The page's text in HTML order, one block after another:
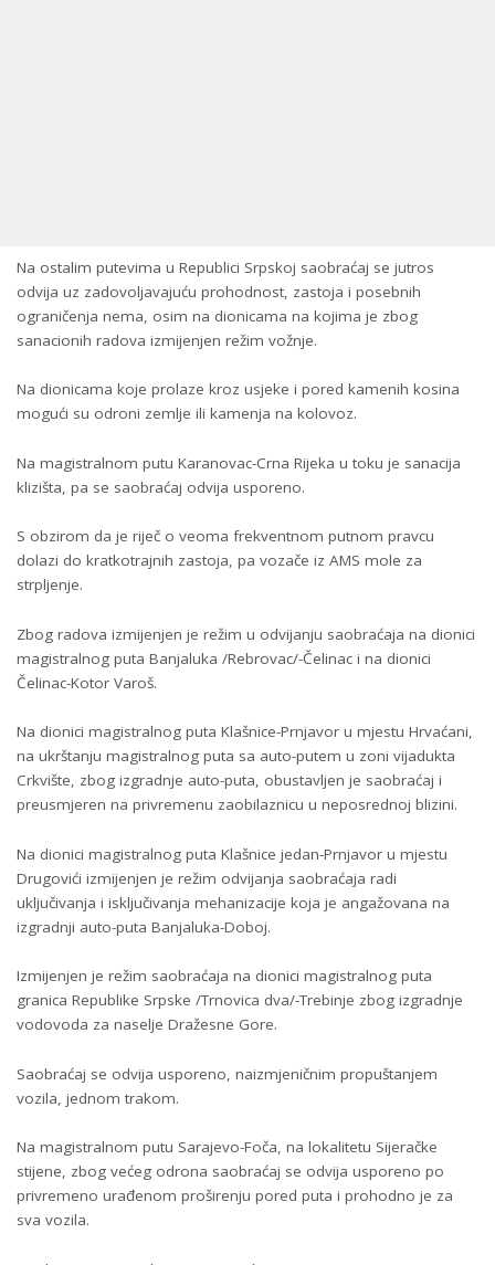
Na ostalim putevima u Republici Srpskoj saobraćaj se jutros
odvija uz zadovoljavajuću prohodnost, zastoja i posebnih
ograničenja nema, osim na dionicama na kojima je zbog
sanacionih radova izmijenjen režim vožnje.
Na dionicama koje prolaze kroz usjeke i pored kamenih kosina
mogući su odroni zemlje ili kamenja na kolovoz.
Na magistralnom putu Karanovac-Crna Rijeka u toku je sanacija
klizišta, pa se saobraćaj odvija usporeno.
S obzirom da je riječ o veoma frekventnom putnom pravcu
dolazi do kratkotrajnih zastoja, pa vozače iz AMS mole za
strpljenje.
Zbog radova izmijenjen je režim u odvijanju saobraćaja na dionici
magistralnog puta Banjaluka /Rebrovac/-Čelinac i na dionici
Čelinac-Kotor Varoš.
Na dionici magistralnog puta Klašnice-Prnjavor u mjestu Hrvaćani,
na ukrštanju magistralnog puta sa auto-putem u zoni vijadukta
Crkvište, zbog izgradnje auto-puta, obustavljen je saobraćaj i
preusmjeren na privremenu zaobilaznicu u neposrednoj blizini.
Na dionici magistralnog puta Klašnice jedan-Prnjavor u mjestu
Drugovići izmijenjen je režim odvijanja saobraćaja radi
uključivanja i isključivanja mehanizacije koja je angažovana na
izgradnji auto-puta Banjaluka-Doboj.
Izmijenjen je režim saobraćaja na dionici magistralnog puta
granica Republike Srpske /Trnovica dva/-Trebinje zbog izgradnje
vodovoda za naselje Dražesne Gore.
Saobraćaj se odvija usporeno, naizmjeničnim propuštanjem
vozila, jednom trakom.
Na magistralnom putu Sarajevo-Foča, na lokalitetu Sijeračke
stijene, zbog većeg odrona saobraćaj se odvija usporeno po
privremeno urađenom proširenju pored puta i prohodno je za
sva vozila.